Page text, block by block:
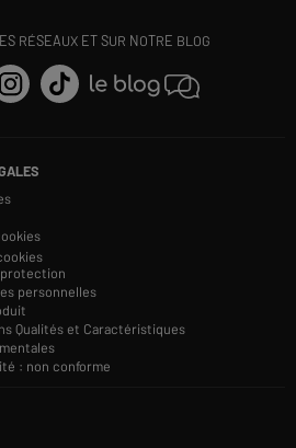
RÉSEAUX ET SUR NOTRE BLOG
personnelles
Qualités et Caractéristiques
: non conforme